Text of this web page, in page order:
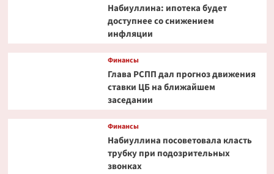
Набиуллина: ипотека будет
доступнее со снижением
инфляции
Финансы
Глава РСПП дал прогноз движения
ставки ЦБ на ближайшем
заседании
Финансы
Набиуллина посоветовала класть
трубку при подозрительных
звонках